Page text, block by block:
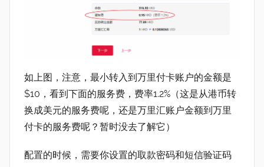
如上图，注意，最小转入到万里付卡账户的金额是
$10，看到下面的服务费，费率1.2%（这是从港币转
换成美元的服务费呢，还是万里汇账户金额到万里
付卡的服务费呢？暂时没去了解它）
配置的时候，需要你设置的取款密码和短信验证码